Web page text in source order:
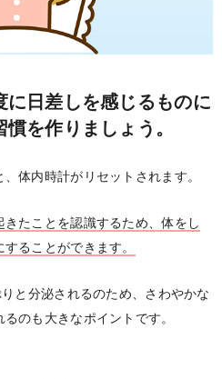
日差しを感じるものに
を作りましょう。
体内時計がリセットされます。
たことを認識するため、体をし
ることができます。
と分泌されるのため、さわやかな
のも大きなポイントです。